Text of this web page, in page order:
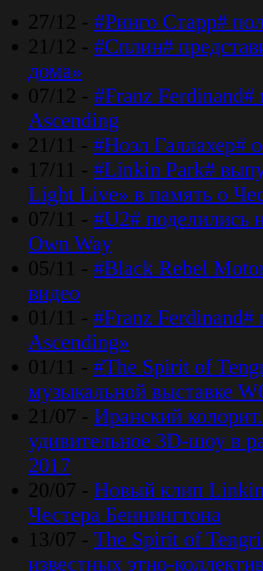
27/12 - #Ринго Старр#
21/12 - #Сплин#
дома»
07/12 - #Franz
Ascending
21/11 - #Ноэл Галлахер#
17/11 - #Linkin Park#
Light Live» в память о
07/11 - #U2#
Own Way
05/11 - #Black Rebel
видео
01/11 - #Franz Ferdinand#
Ascending»
01/11 - #The Spirit of
музыкальной выставке
21/07 - Иранский
удивительное 3D-шоу в
2017
20/07 - Новый клип Linkin
Честера Беннингтона
13/07 - The Spirit of Tengri
известных этно-